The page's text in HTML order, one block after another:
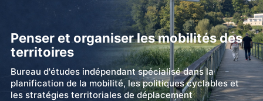
Penser et organiser les mobilités des
territoires
Bureau d'études indépendant spécialisé dans la
planification de la mobilité, les politiques cyclables et
les stratégies territoriales de déplacement